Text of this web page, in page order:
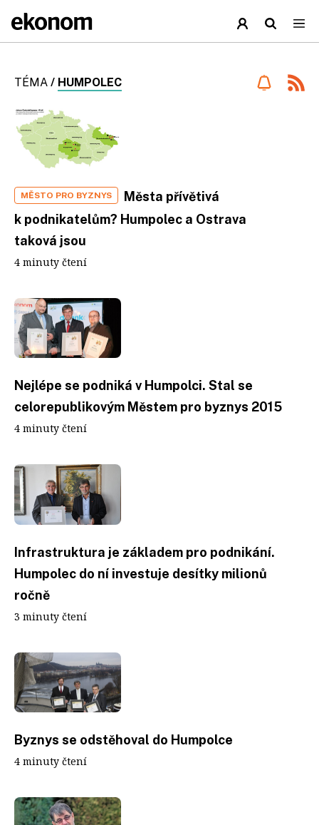
TÉMA / HUMPOLEC
MĚSTO PRO BYZNYS
Města přívětivá
k podnikatelům? Humpolec a Ostrava
taková jsou
4 minuty čtení
Nejlépe se podniká v Humpolci. Stal se
celorepublikovým Městem pro byznys 2015
4 minuty čtení
Infrastruktura je základem pro podnikání.
Humpolec do ní investuje desítky milionů
ročně
3 minuty čtení
Byznys se odstěhoval do Humpolce
4 minuty čtení